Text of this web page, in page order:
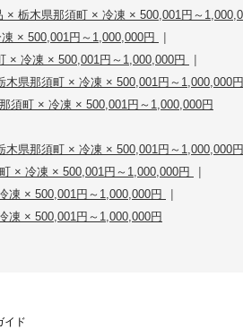
× 栃木県那須町 × 冷凍 × 500,001円～
× 500,001円～1,000,000円 |
× 冷凍 × 500,001円～1,000,000円 |
木県那須町 × 冷凍 × 500,001円～1,000,000円
須町 × 冷凍 × 500,001円～1,000,000円
木県那須町 × 冷凍 × 500,001円～1,000,000円
× 冷凍 × 500,001円～1,000,000円 |
凍 × 500,001円～1,000,000円 |
凍 × 500,001円～1,000,000円
イド